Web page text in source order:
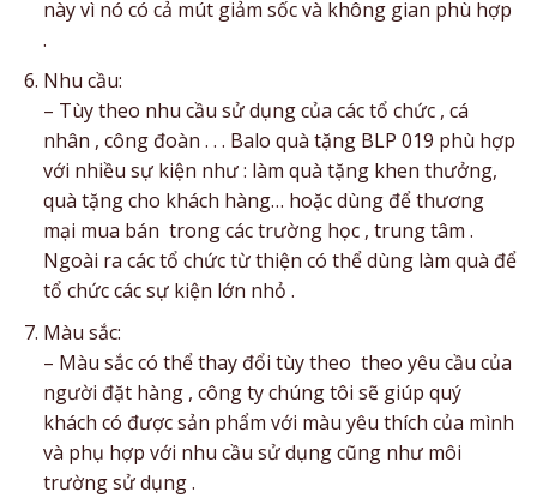
này vì nó có cả mút giảm sốc và không gian phù hợp
.
Nhu cầu:
– Tùy theo nhu cầu sử dụng của các tổ chức , cá
nhân , công đoàn . . . Balo quà tặng BLP 019 phù hợp
với nhiều sự kiện như : làm quà tặng khen thưởng,
quà tặng cho khách hàng… hoặc dùng để thương
mại mua bán trong các trường học , trung tâm .
Ngoài ra các tổ chức từ thiện có thể dùng làm quà để
tổ chức các sự kiện lớn nhỏ .
Màu sắc:
– Màu sắc có thể thay đổi tùy theo theo yêu cầu của
người đặt hàng , công ty chúng tôi sẽ giúp quý
khách có được sản phẩm với màu yêu thích của mình
và phụ hợp với nhu cầu sử dụng cũng như môi
trường sử dụng .